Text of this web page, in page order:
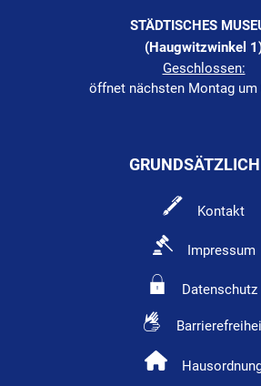
STÄDTISCHES
(Haugwitzwinkel
Klicken, um weitere Öffnungs-
Geschlossen:
öffnet nächsten Montag um
Kontakt
Impressum
Datenschutz